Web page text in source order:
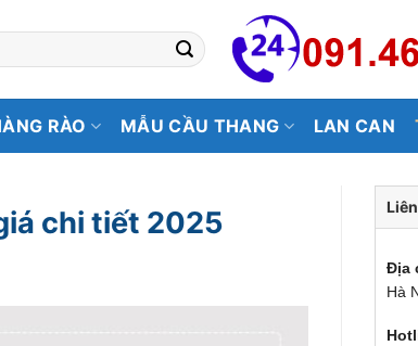
RÀO MẪU CẦU THANG LAN CAN
chi tiết 2025
Địa
Hà